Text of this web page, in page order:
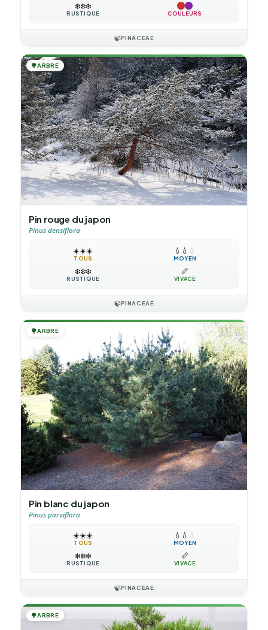
❄️❄️❄️
RUSTIQUE COULEURS
🍃PINACEAE
🌳ARBRE
Pin rouge du japon
Pinus densiflora
☀️☀️☀️
TOUS
💧 💧 💧
MOYEN
❄️❄️❄️
RUSTIQUE
📏
VIVACE
🍃PINACEAE
🌳ARBRE
Pin blanc du japon
Pinus parviflora
☀️☀️☀️
TOUS
💧 💧 💧
MOYEN
❄️❄️❄️
RUSTIQUE
📏
VIVACE
🍃PINACEAE
🌳ARBRE